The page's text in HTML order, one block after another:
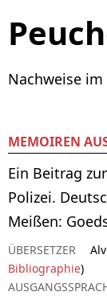
Nachweise im
MEMOIREN
Ein Beitrag
Polizei.
Meißen:
ÜBERSETZER
Bibliographie)